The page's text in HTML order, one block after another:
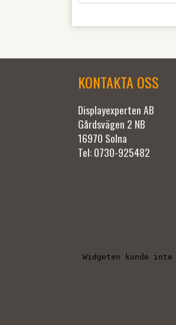
KONTAKTA OSS
Displayexperten AB
Gårdsvägen 2 NB
16970 Solna
Tel: 0730-925482